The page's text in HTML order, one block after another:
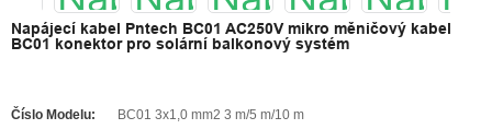
Napájecí kabel Pntech BC01 AC250V mikro měničový kabel
BC01 konektor pro solární balkonový systém
Číslo Modelu: BC01 3x1,0 mm2 3 m/5 m/10 m